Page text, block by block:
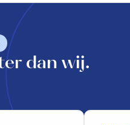
dan wij.